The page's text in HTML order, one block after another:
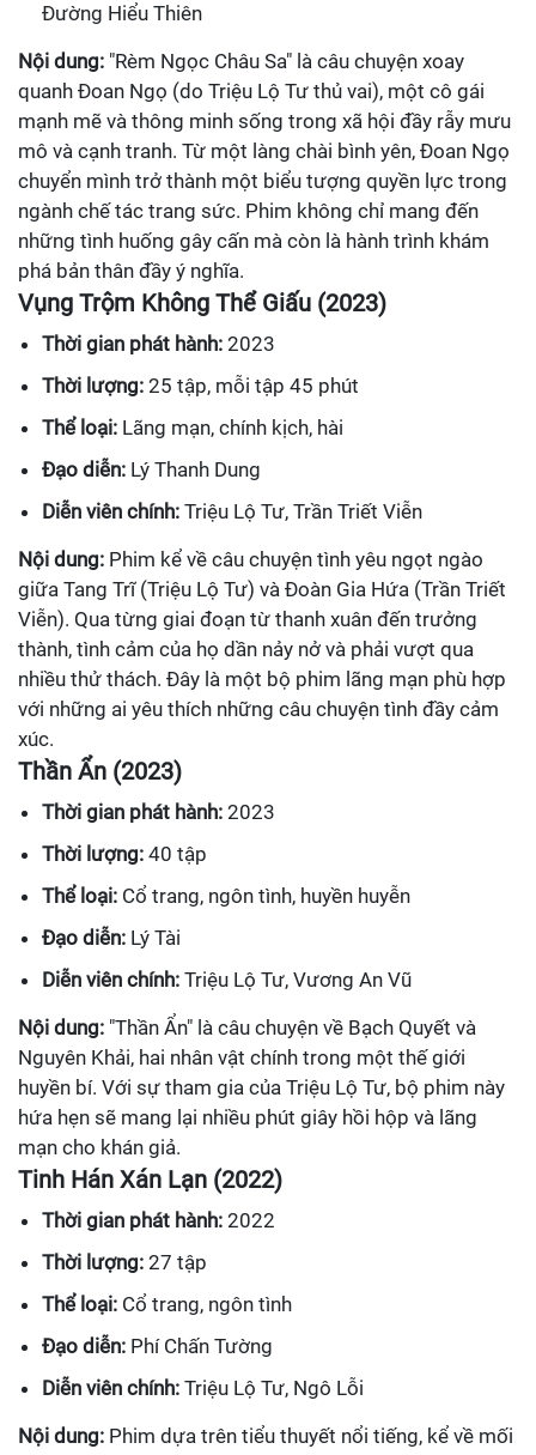
Đường Hiểu Thiên
Nội dung: "Rèm Ngọc Châu Sa" là câu chuyện xoay
quanh Đoan Ngọ (do Triệu Lộ Tư thủ vai), một cô gái
mạnh mẽ và thông minh sống trong xã hội đầy rẫy mưu
mô và cạnh tranh. Từ một làng chài bình yên, Đoan Ngọ
chuyển mình trở thành một biểu tượng quyền lực trong
ngành chế tác trang sức. Phim không chỉ mang đến
những tình huống gây cấn mà còn là hành trình khám
phá bản thân đầy ý nghĩa.
Vụng Trộm Không Thể Giấu (2023)
Thời gian phát hành: 2023
Thời lượng: 25 tập, mỗi tập 45 phút
Thể loại: Lãng mạn, chính kịch, hài
Đạo diễn: Lý Thanh Dung
Diễn viên chính: Triệu Lộ Tư, Trần Triết Viễn
Nội dung: Phim kể về câu chuyện tình yêu ngọt ngào
giữa Tang Trĩ (Triệu Lộ Tư) và Đoàn Gia Hứa (Trần Triết
Viễn). Qua từng giai đoạn từ thanh xuân đến trưởng
thành, tình cảm của họ dần nảy nở và phải vượt qua
nhiều thử thách. Đây là một bộ phim lãng mạn phù hợp
với những ai yêu thích những câu chuyện tình đầy cảm
xúc.
Thần Ẩn (2023)
Thời gian phát hành: 2023
Thời lượng: 40 tập
Thể loại: Cổ trang, ngôn tình, huyền huyễn
Đạo diễn: Lý Tài
Diễn viên chính: Triệu Lộ Tư, Vương An Vũ
Nội dung: "Thần Ẩn" là câu chuyện về Bạch Quyết và
Nguyên Khải, hai nhân vật chính trong một thế giới
huyền bí. Với sự tham gia của Triệu Lộ Tư, bộ phim này
hứa hẹn sẽ mang lại nhiều phút giây hồi hộp và lãng
mạn cho khán giả.
Tinh Hán Xán Lạn (2022)
Thời gian phát hành: 2022
Thời lượng: 27 tập
Thể loại: Cổ trang, ngôn tình
Đạo diễn: Phí Chấn Tường
Diễn viên chính: Triệu Lộ Tư, Ngô Lỗi
Nội dung: Phim dựa trên tiểu thuyết nổi tiếng, kể về mối